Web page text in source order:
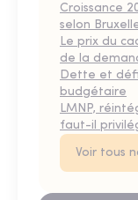
Croissance
selon
Le prix du
de la
Dette et
budgétaire
LMNP,
faut-il
Voir tous